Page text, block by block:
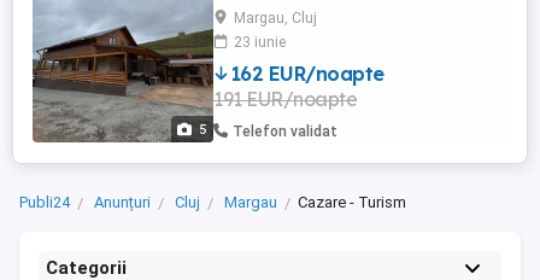
5
jud. Cluj, la doar 60 km de Cluj-Napoca
locul unde natura, confortul și relaxarea se
întâlnesc perfect. Închiriem cabana
integral ideală pentru grupuri de prieteni
sau familii 13 locuri de cazare + canapea
extensibilă ...
Margau, Cluj
23 iunie
162 EUR/noapte
191 EUR/noapte
Telefon validat
Publi24 Anunțuri Cluj Margau Cazare - Turism
Categorii